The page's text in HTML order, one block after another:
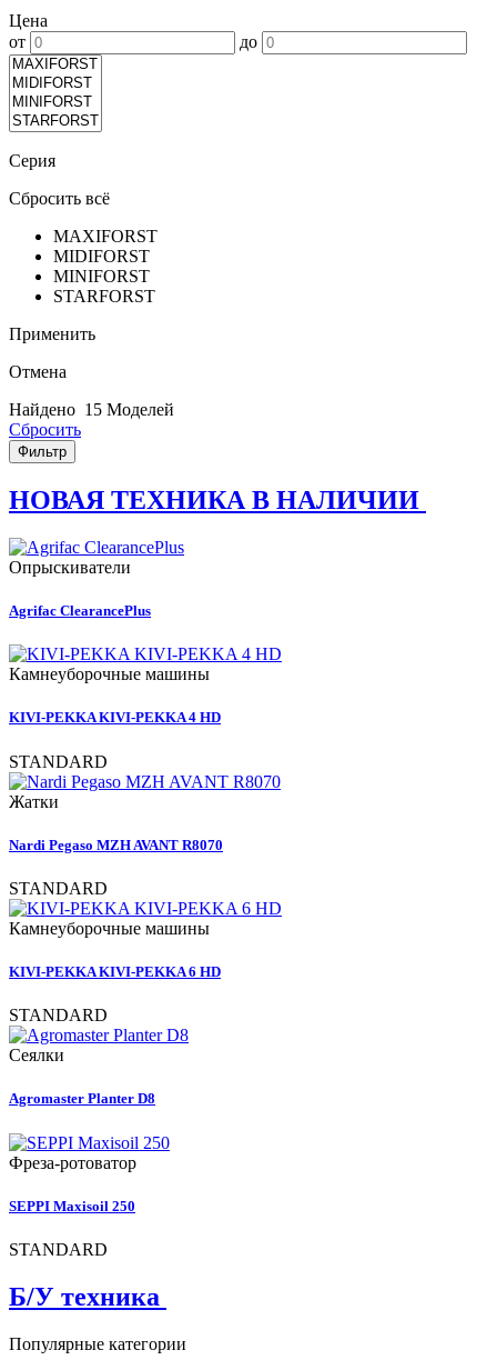
Цена
от
до
Серия
Сбросить всё
MAXIFORST
MIDIFORST
MINIFORST
STARFORST
Применить
Отмена
Найдено 15 Моделей
Сбросить
Фильтр
НОВАЯ ТЕХНИКА В НАЛИЧИИ
Опрыскиватели
Agrifac ClearancePlus
Камнеуборочные машины
KIVI-PEKKA KIVI-PEKKA 4 HD
STANDARD
Жатки
Nardi Pegaso MZH AVANT R8070
STANDARD
Камнеуборочные машины
KIVI-PEKKA KIVI-PEKKA 6 HD
STANDARD
Сеялки
Agromaster Planter D8
Фреза-ротоватор
SEPPI Maxisoil 250
STANDARD
Б/У техника
Популярные категории